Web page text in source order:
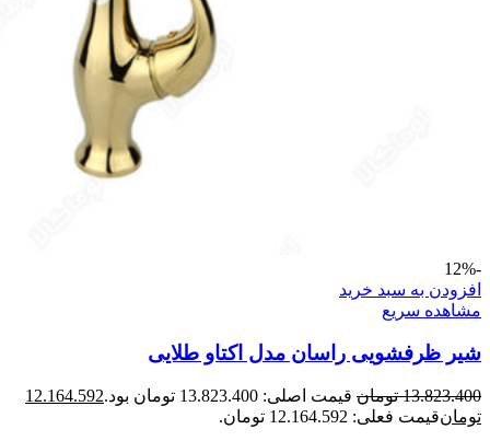
-12%
افزودن به سبد خرید
مشاهده سریع
شیر ظرفشویی راسان مدل اکتاو طلایی
13.823.400 تومان قیمت اصلی: 13.823.400 تومان بود.
12.164.592
تومانقیمت فعلی: 12.164.592 تومان.